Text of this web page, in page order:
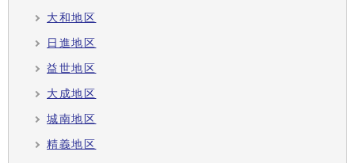
大和地区
日進地区
益世地区
大成地区
城南地区
精義地区